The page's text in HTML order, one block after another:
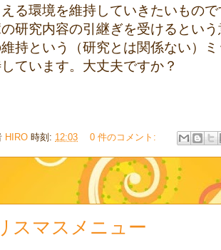
える環境を維持していきたいもの
研究内容の引継ぎを受けるとい
持という（研究とは関係ない）
ています。大丈夫ですか？
HIRO 時刻: 12:03 0 件のコメント:
スマスメニュー